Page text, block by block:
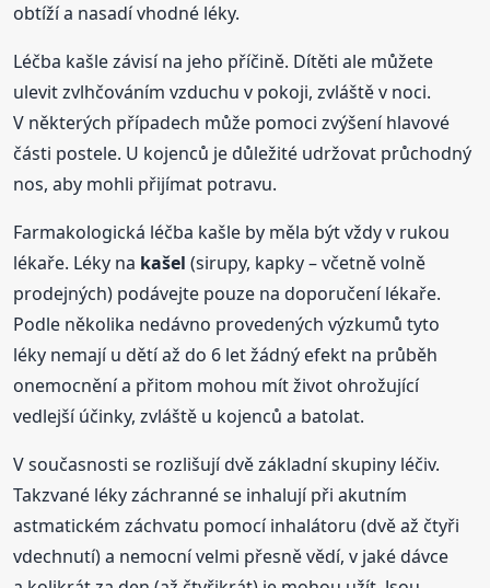
obtíží a nasadí vhodné léky.
Léčba kašle závisí na jeho příčině. Dítěti ale můžete
ulevit zvlhčováním vzduchu v pokoji, zvláště v noci.
V některých případech může pomoci zvýšení hlavové
části postele. U kojenců je důležité udržovat průchodný
nos, aby mohli přijímat potravu.
Farmakologická léčba kašle by měla být vždy v rukou
lékaře. Léky na kašel (sirupy, kapky – včetně volně
prodejných) podávejte pouze na doporučení lékaře.
Podle několika nedávno provedených výzkumů tyto
léky nemají u dětí až do 6 let žádný efekt na průběh
onemocnění a přitom mohou mít život ohrožující
vedlejší účinky, zvláště u kojenců a batolat.
V současnosti se rozlišují dvě základní skupiny léčiv.
Takzvané léky záchranné se inhalují při akutním
astmatickém záchvatu pomocí inhalátoru (dvě až čtyři
vdechnutí) a nemocní velmi přesně vědí, v jaké dávce